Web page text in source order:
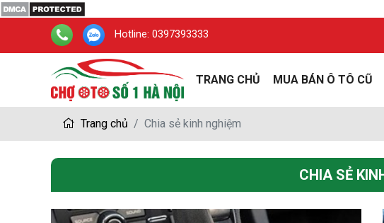
Hotline: 0397393333
TRANG CHỦ MUA BÁN Ô TÔ CŨ
Trang chủ Chia sẻ kinh nghiệm
CHIA SẺ